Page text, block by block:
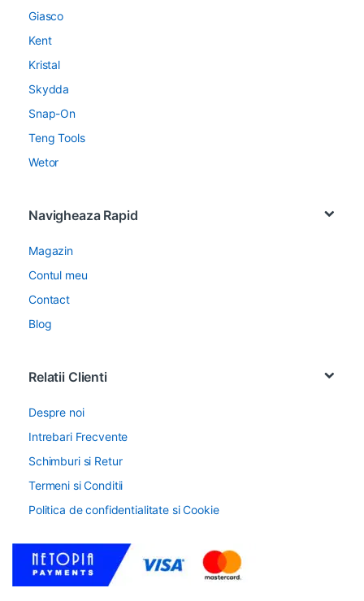
Giasco
Kent
Kristal
Skydda
Snap-On
Teng Tools
Wetor
Navigheaza Rapid
Magazin
Contul meu
Contact
Blog
Relatii Clienti
Despre noi
Intrebari Frecvente
Schimburi si Retur
Termeni si Conditii
Politica de confidentialitate si Cookie